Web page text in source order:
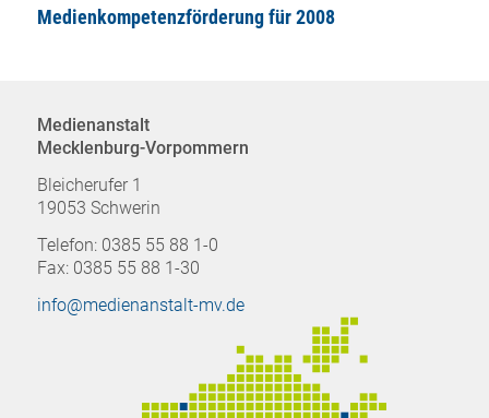
Medienkompetenzförderung für 2008
Medienanstalt
Mecklenburg-Vorpommern
Bleicherufer 1
19053 Schwerin
Telefon: 0385 55 88 1-0
Fax: 0385 55 88 1-30
info@medienanstalt-mv.de